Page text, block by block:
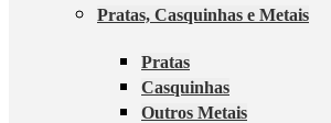
Pratas, Casquinhas e Metais
Pratas
Casquinhas
Outros Metais